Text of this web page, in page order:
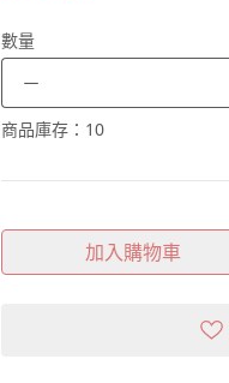
數量
－
商品庫存： 10
加入購物車